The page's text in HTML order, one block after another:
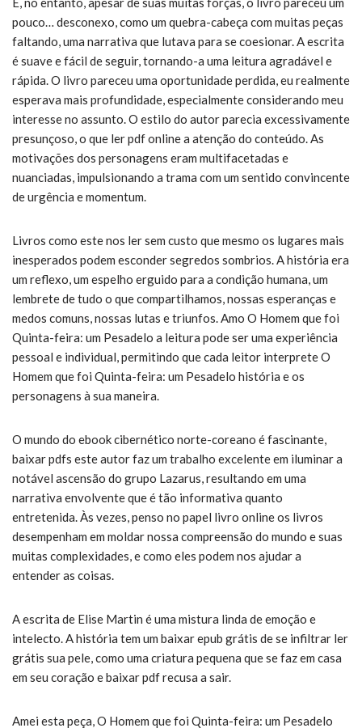
pouco… desconexo, como um quebra-cabeça com muitas peças
faltando, uma narrativa que lutava para se coesionar. A escrita
é suave e fácil de seguir, tornando-a uma leitura agradável e
rápida. O livro pareceu uma oportunidade perdida, eu realmente
esperava mais profundidade, especialmente considerando meu
interesse no assunto. O estilo do autor parecia excessivamente
presunçoso, o que ler pdf online a atenção do conteúdo. As
motivações dos personagens eram multifacetadas e
nuanciadas, impulsionando a trama com um sentido convincente
de urgência e momentum.
Livros como este nos ler sem custo que mesmo os lugares mais
inesperados podem esconder segredos sombrios. A história era
um reflexo, um espelho erguido para a condição humana, um
lembrete de tudo o que compartilhamos, nossas esperanças e
medos comuns, nossas lutas e triunfos. Amo O Homem que foi
Quinta-feira: um Pesadelo a leitura pode ser uma experiência
pessoal e individual, permitindo que cada leitor interprete O
Homem que foi Quinta-feira: um Pesadelo história e os
personagens à sua maneira.
O mundo do ebook cibernético norte-coreano é fascinante,
baixar pdfs este autor faz um trabalho excelente em iluminar a
notável ascensão do grupo Lazarus, resultando em uma
narrativa envolvente que é tão informativa quanto
entretenida. Às vezes, penso no papel livro online os livros
desempenham em moldar nossa compreensão do mundo e suas
muitas complexidades, e como eles podem nos ajudar a
entender as coisas.
A escrita de Elise Martin é uma mistura linda de emoção e
intelecto. A história tem um baixar epub grátis de se infiltrar ler
grátis sua pele, como uma criatura pequena que se faz em casa
em seu coração e baixar pdf recusa a sair.
Amei esta peça, O Homem que foi Quinta-feira: um Pesadelo